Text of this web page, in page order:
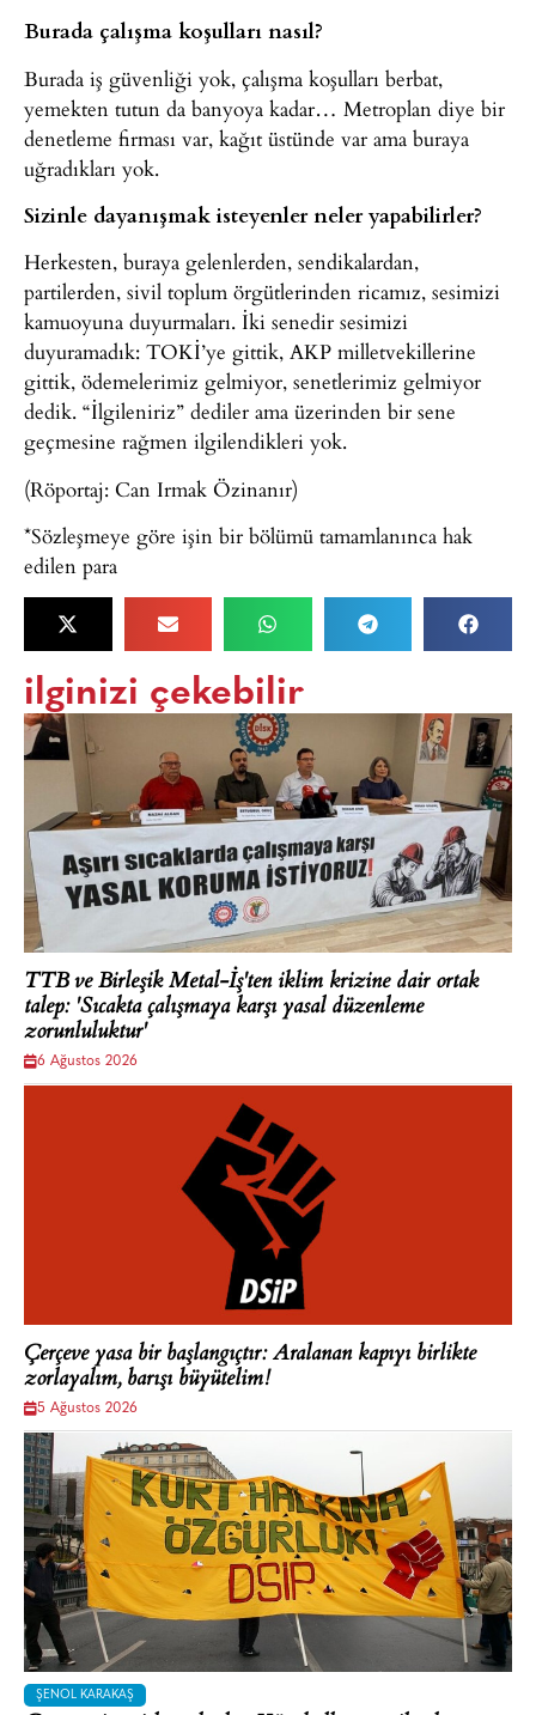
Burada çalışma koşulları nasıl?
Burada iş güvenliği yok, çalışma koşulları berbat,
yemekten tutun da banyoya kadar… Metroplan diye bir
denetleme firması var, kağıt üstünde var ama buraya
uğradıkları yok.
Sizinle dayanışmak isteyenler neler yapabilirler?
Herkesten, buraya gelenlerden, sendikalardan,
partilerden, sivil toplum örgütlerinden ricamız, sesimizi
kamuoyuna duyurmaları. İki senedir sesimizi
duyuramadık: TOKİ’ye gittik, AKP milletvekillerine
gittik, ödemelerimiz gelmiyor, senetlerimiz gelmiyor
dedik. “İlgileniriz” dediler ama üzerinden bir sene
geçmesine rağmen ilgilendikleri yok.
(Röportaj: Can Irmak Özinanır)
*Sözleşmeye göre işin bir bölümü tamamlanınca hak
edilen para
ilginizi çekebilir
TTB ve Birleşik Metal-İş'ten iklim krizine dair ortak
talep: 'Sıcakta çalışmaya karşı yasal düzenleme
zorunluluktur'
6 Ağustos 2026
Çerçeve yasa bir başlangıçtır: Aralanan kapıyı birlikte
zorlayalım, barışı büyütelim!
5 Ağustos 2026
ŞENOL KARAKAŞ